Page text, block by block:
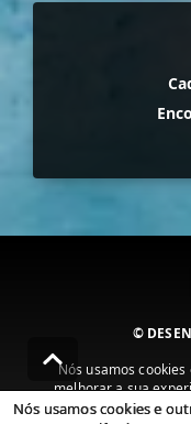
©
Nós usamos
melhorar a sua
publicidade e
Nós usamos cookies e